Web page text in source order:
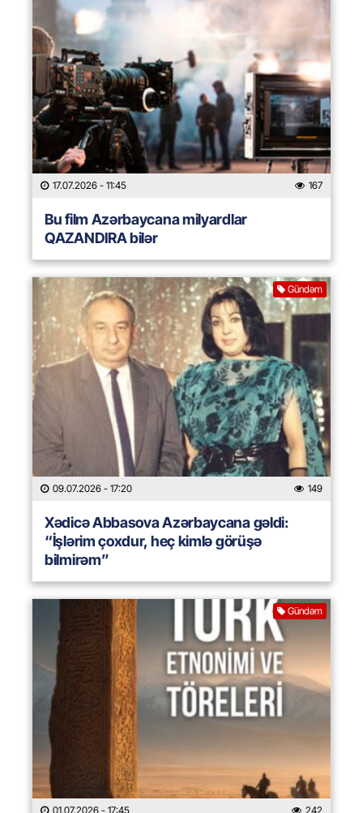
17.07.2026 - 11:45 167
Bu film Azərbaycana milyardlar
QAZANDIRA bilər
Gündəm
09.07.2026 - 17:20 149
Xədicə Abbasova Azərbaycana gəldi:
“İşlərim çoxdur, heç kimlə görüşə
bilmirəm”
Gündəm
01.07.2026 - 17:45 242